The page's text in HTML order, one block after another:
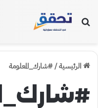
بحث عن
الرئيسية/#شارك_المعلومة